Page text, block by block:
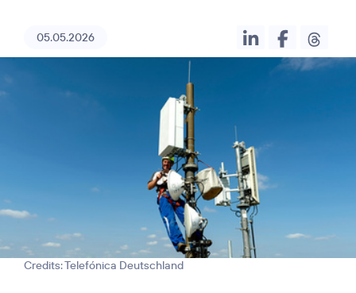
05.05.2026
Credits: Telefónica Deutschland